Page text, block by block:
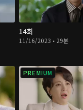
14회
11/16/2023 • 29분
PREMIUM